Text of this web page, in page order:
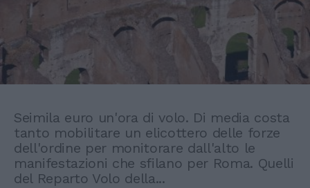
Seimila euro un'ora di volo. Di media costa
tanto mobilitare un elicottero delle forze
dell'ordine per monitorare dall'alto le
manifestazioni che sfilano per Roma. Quelli
del Reparto Volo della...